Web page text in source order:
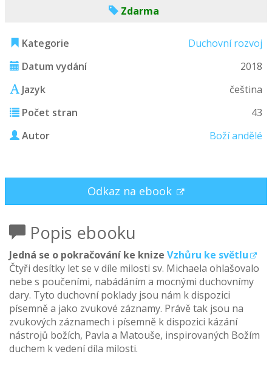
Zdarma
Kategorie
Duchovní rozvoj
Datum vydání
2018
Jazyk
čeština
Počet stran
43
Autor
Boží andělé
Odkaz na ebook
Popis ebooku
Jedná se o pokračování ke knize Vzhůru ke světlu
Čtyři desítky let se v díle milosti sv. Michaela ohlašovalo
nebe s poučeními, nabádáním a mocnými duchovnímy
dary. Tyto duchovní poklady jsou nám k dispozici
písemně a jako zvukové záznamy. Právě tak jsou na
zvukových záznamech i písemně k dispozici kázání
nástrojů božích, Pavla a Matouše, inspirovaných Božím
duchem k vedení díla milosti.